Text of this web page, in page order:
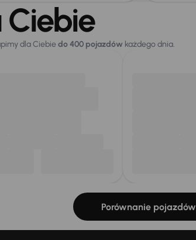
dla Ciebiedo 400 pojazdów każdego dnia.
Porównanie pojazdów